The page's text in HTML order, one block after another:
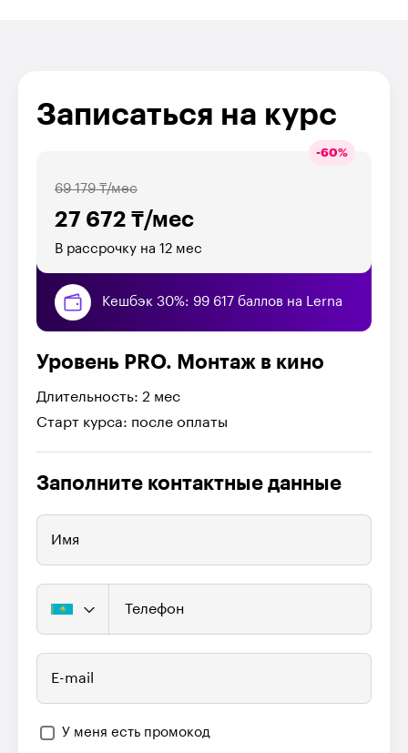
Записаться на курс
-60%
27 672 ₸/мес
69 179 ₸/мес
В рассрочку на 12 мес
Кешбэк 30%: 99 617 баллов на Lerna
Уровень PRO. Монтаж в кино
Длительность: 2 мес
Старт курса: после оплаты
Заполните контактные данные
Имя
Телефон
E-mail
У меня есть промокод